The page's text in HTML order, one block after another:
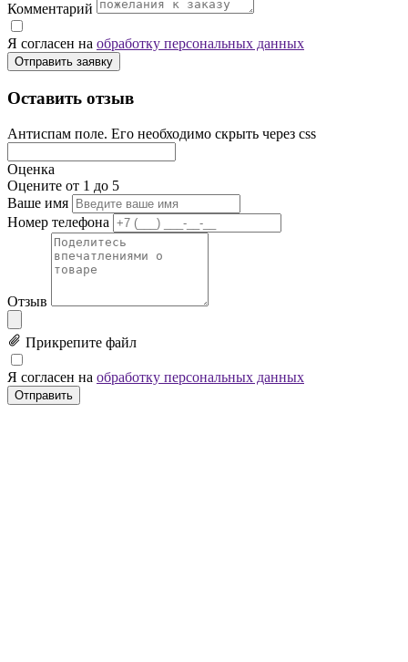
Комментарий
Я согласен на обработку персональных данных
Отправить заявку
Оставить отзыв
Антиспам поле. Его необходимо скрыть через css
Оценка
Оцените от 1 до 5
Ваше имя
Номер телефона
Отзыв
Прикрепите файл
Я согласен на обработку персональных данных